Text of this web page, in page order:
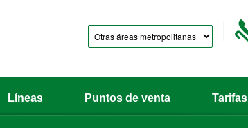
Líneas Puntos de venta Tarifas